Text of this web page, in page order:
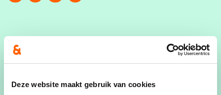
Deze website maakt gebruik van cookies
Een partij voor en door de mensen, dat is waar wij
als cd&v-teamWim voor staan. Niet alleen door
een beleid te voeren met aandacht voor alle